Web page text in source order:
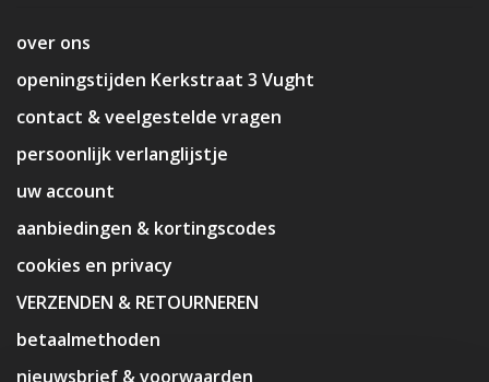
over ons
openingstijden Kerkstraat 3 Vught
contact & veelgestelde vragen
persoonlijk verlanglijstje
uw account
aanbiedingen & kortingscodes
cookies en privacy
VERZENDEN & RETOURNEREN
betaalmethoden
nieuwsbrief & voorwaarden